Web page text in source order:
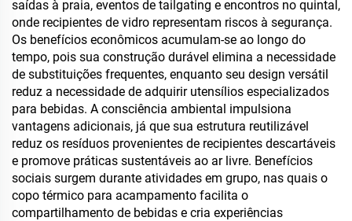
saídas à praia, eventos de tailgating e encontros no quintal,
onde recipientes de vidro representam riscos à segurança.
Os benefícios econômicos acumulam-se ao longo do
tempo, pois sua construção durável elimina a necessidade
de substituições frequentes, enquanto seu design versátil
reduz a necessidade de adquirir utensílios especializados
para bebidas. A consciência ambiental impulsiona
vantagens adicionais, já que sua estrutura reutilizável
reduz os resíduos provenientes de recipientes descartáveis
e promove práticas sustentáveis ao ar livre. Benefícios
sociais surgem durante atividades em grupo, nas quais o
copo térmico para acampamento facilita o
compartilhamento de bebidas e cria experiências